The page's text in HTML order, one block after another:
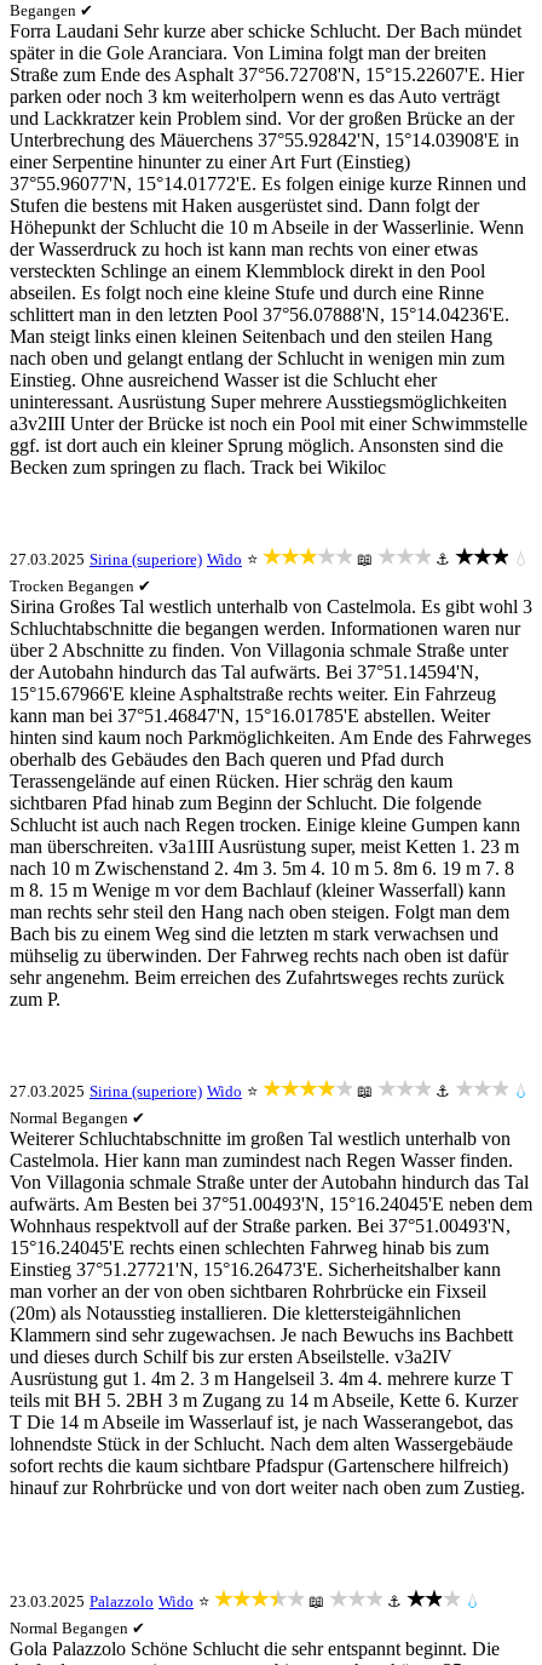
Begangen ✔
Forra Laudani Sehr kurze aber schicke Schlucht. Der Bach mündet
später in die Gole Aranciara. Von Limina folgt man der breiten
Straße zum Ende des Asphalt 37°56.72708'N, 15°15.22607'E. Hier
parken oder noch 3 km weiterholpern wenn es das Auto verträgt
und Lackkratzer kein Problem sind. Vor der großen Brücke an der
Unterbrechung des Mäuerchens 37°55.92842'N, 15°14.03908'E in
einer Serpentine hinunter zu einer Art Furt (Einstieg)
37°55.96077'N, 15°14.01772'E. Es folgen einige kurze Rinnen und
Stufen die bestens mit Haken ausgerüstet sind. Dann folgt der
Höhepunkt der Schlucht die 10 m Abseile in der Wasserlinie. Wenn
der Wasserdruck zu hoch ist kann man rechts von einer etwas
versteckten Schlinge an einem Klemmblock direkt in den Pool
abseilen. Es folgt noch eine kleine Stufe und durch eine Rinne
schlittert man in den letzten Pool 37°56.07888'N, 15°14.04236'E.
Man steigt links einen kleinen Seitenbach und den steilen Hang
nach oben und gelangt entlang der Schlucht in wenigen min zum
Einstieg. Ohne ausreichend Wasser ist die Schlucht eher
uninteressant. Ausrüstung Super mehrere Ausstiegsmöglichkeiten
a3v2III Unter der Brücke ist noch ein Pool mit einer Schwimmstelle
ggf. ist dort auch ein kleiner Sprung möglich. Ansonsten sind die
Becken zum springen zu flach. Track bei Wikiloc
27.03.2025 Sirina (superiore) Wido ⭐ ★★★★★ 📖 ★★★ ⚓ ★★★ 💧
Trocken Begangen ✔
Sirina Großes Tal westlich unterhalb von Castelmola. Es gibt wohl 3
Schluchtabschnitte die begangen werden. Informationen waren nur
über 2 Abschnitte zu finden. Von Villagonia schmale Straße unter
der Autobahn hindurch das Tal aufwärts. Bei 37°51.14594'N,
15°15.67966'E kleine Asphaltstraße rechts weiter. Ein Fahrzeug
kann man bei 37°51.46847'N, 15°16.01785'E abstellen. Weiter
hinten sind kaum noch Parkmöglichkeiten. Am Ende des Fahrweges
oberhalb des Gebäudes den Bach queren und Pfad durch
Terassengelände auf einen Rücken. Hier schräg den kaum
sichtbaren Pfad hinab zum Beginn der Schlucht. Die folgende
Schlucht ist auch nach Regen trocken. Einige kleine Gumpen kann
man überschreiten. v3a1III Ausrüstung super, meist Ketten 1. 23 m
nach 10 m Zwischenstand 2. 4m 3. 5m 4. 10 m 5. 8m 6. 19 m 7. 8
m 8. 15 m Wenige m vor dem Bachlauf (kleiner Wasserfall) kann
man rechts sehr steil den Hang nach oben steigen. Folgt man dem
Bach bis zu einem Weg sind die letzten m stark verwachsen und
mühselig zu überwinden. Der Fahrweg rechts nach oben ist dafür
sehr angenehm. Beim erreichen des Zufahrtsweges rechts zurück
zum P.
27.03.2025 Sirina (superiore) Wido ⭐ ★★★★★ 📖 ★★★ ⚓ ★★★ 💧
Normal Begangen ✔
Weiterer Schluchtabschnitte im großen Tal westlich unterhalb von
Castelmola. Hier kann man zumindest nach Regen Wasser finden.
Von Villagonia schmale Straße unter der Autobahn hindurch das Tal
aufwärts. Am Besten bei 37°51.00493'N, 15°16.24045'E neben dem
Wohnhaus respektvoll auf der Straße parken. Bei 37°51.00493'N,
15°16.24045'E rechts einen schlechten Fahrweg hinab bis zum
Einstieg 37°51.27721'N, 15°16.26473'E. Sicherheitshalber kann
man vorher an der von oben sichtbaren Rohrbrücke ein Fixseil
(20m) als Notausstieg installieren. Die klettersteigähnlichen
Klammern sind sehr zugewachsen. Je nach Bewuchs ins Bachbett
und dieses durch Schilf bis zur ersten Abseilstelle. v3a2IV
Ausrüstung gut 1. 4m 2. 3 m Hangelseil 3. 4m 4. mehrere kurze T
teils mit BH 5. 2BH 3 m Zugang zu 14 m Abseile, Kette 6. Kurzer
T Die 14 m Abseile im Wasserlauf ist, je nach Wasserangebot, das
lohnendste Stück in der Schlucht. Nach dem alten Wassergebäude
sofort rechts die kaum sichtbare Pfadspur (Gartenschere hilfreich)
hinauf zur Rohrbrücke und von dort weiter nach oben zum Zustieg.
23.03.2025 Palazzolo Wido ⭐ ★★★★★ 📖 ★★★ ⚓ ★★★ 💧
Normal Begangen ✔
Gola Palazzolo Schöne Schlucht die sehr entspannt beginnt. Die